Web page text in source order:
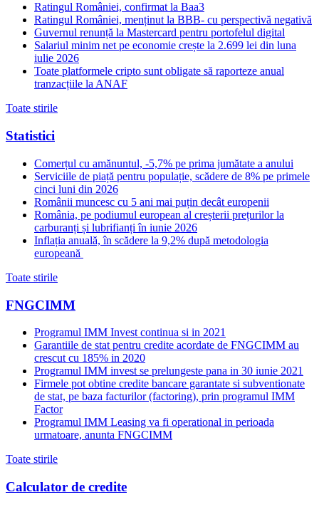
Ratingul României, confirmat la Baa3
Ratingul României, menținut la BBB- cu perspectivă negativă
Guvernul renunță la Mastercard pentru portofelul digital
Salariul minim net pe economie crește la 2.699 lei din luna
iulie 2026
Toate platformele cripto sunt obligate să raporteze anual
tranzacțiile la ANAF
Toate stirile
Statistici
Comerțul cu amănuntul, -5,7% pe prima jumătate a anului
Serviciile de piață pentru populație, scădere de 8% pe primele
cinci luni din 2026
Românii muncesc cu 5 ani mai puțin decât europenii
România, pe podiumul european al creșterii prețurilor la
carburanți și lubrifianți în iunie 2026
Inflația anuală, în scădere la 9,2% după metodologia
europeană
Toate stirile
FNGCIMM
Programul IMM Invest continua si in 2021
Garantiile de stat pentru credite acordate de FNGCIMM au
crescut cu 185% in 2020
Programul IMM invest se prelungeste pana in 30 iunie 2021
Firmele pot obtine credite bancare garantate si subventionate
de stat, pe baza facturilor (factoring), prin programul IMM
Factor
Programul IMM Leasing va fi operational in perioada
urmatoare, anunta FNGCIMM
Toate stirile
Calculator de credite